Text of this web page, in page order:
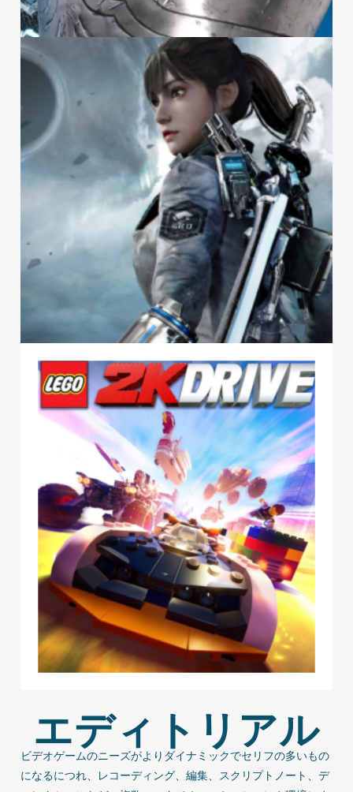
エディトリアル
ビデオゲームのニーズがよりダイナミックでセリフの多いもの
になるにつれ、レコーディング、編集、スクリプトノート、デ